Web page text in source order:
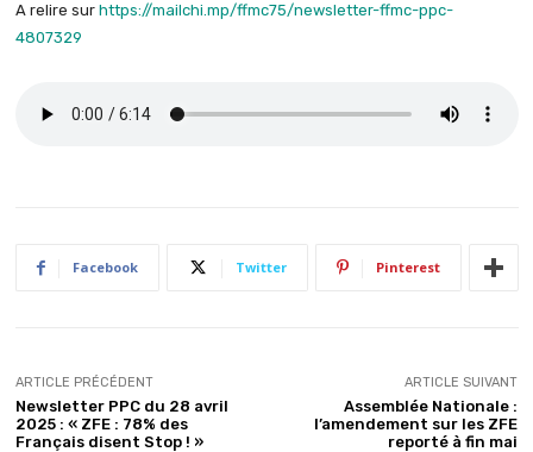
A relire sur https://mailchi.mp/ffmc75/newsletter-ffmc-ppc-
4807329
Facebook Twitter Pinterest
ARTICLE PRÉCÉDENT
Newsletter PPC du 28 avril
2025 : « ZFE : 78% des
Français disent Stop ! »
ARTICLE SUIVANT
Assemblée Nationale :
l’amendement sur les ZFE
reporté à fin mai